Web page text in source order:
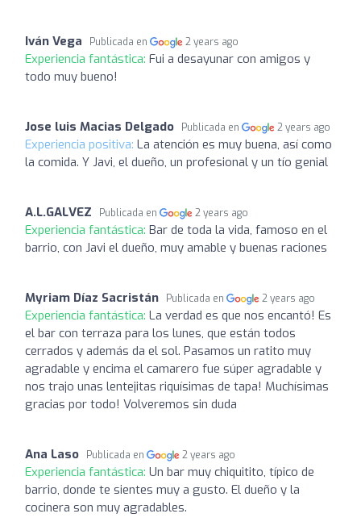
Iván Vega Publicada en 2 years ago
Experiencia fantástica: Fui a desayunar con amigos y
todo muy bueno!
Jose luis Macias Delgado Publicada en 2 years ago
Experiencia positiva: La atención es muy buena, así como
la comida. Y Javi, el dueño, un profesional y un tío genial
A.L.GALVEZ Publicada en 2 years ago
Experiencia fantástica: Bar de toda la vida, famoso en el
barrio, con Javi el dueño, muy amable y buenas raciones
Myriam Díaz Sacristán Publicada en 2 years ago
Experiencia fantástica: La verdad es que nos encantó! Es
el bar con terraza para los lunes, que están todos
cerrados y además da el sol. Pasamos un ratito muy
agradable y encima el camarero fue súper agradable y
nos trajo unas lentejitas riquísimas de tapa! Muchísimas
gracias por todo! Volveremos sin duda
Ana Laso Publicada en 2 years ago
Experiencia fantástica: Un bar muy chiquitito, típico de
barrio, donde te sientes muy a gusto. El dueño y la
cocinera son muy agradables.